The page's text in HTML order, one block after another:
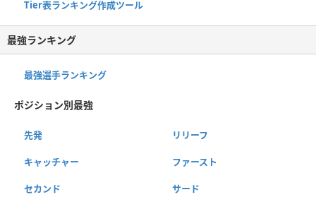
Tier表ランキング作成ツール
最強ランキング
最強選手ランキング
ポジション別最強
先発 リリーフ
キャッチャー ファースト
セカンド サード